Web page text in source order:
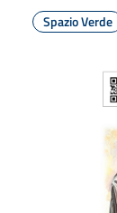
Spazio Verde